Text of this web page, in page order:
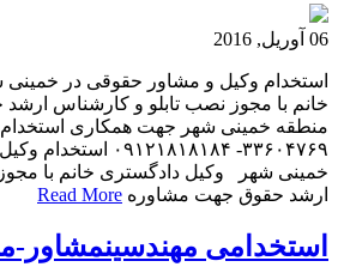
06 آوریل, 2016
استخدام وکیل و مشاور حقوقی در
خانم با مجوز نصب تابلو و کارشناس
منطقه خمینی شهر جهت همکاری استخدام
۳۳۶۰۴۷۶۹-
خمینی شهر وکیل دادگستری خانم با
ارشد حقوق جهت مشاوره Read More
استخدامی مهندسین‎مشاور-مجری حقوقی